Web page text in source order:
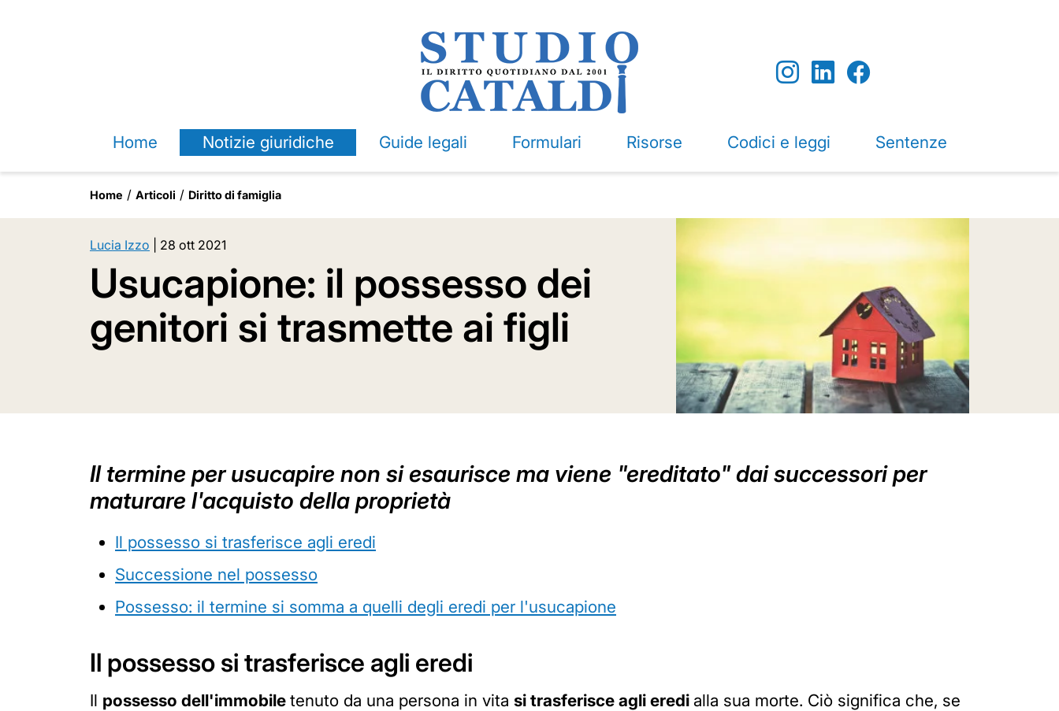
Home Notizie giuridiche Guide legali Formulari Risorse Codici e leggi Sentenze
Home Articoli Diritto di famiglia
Lucia Izzo 28 ott 2021
Usucapione: il possesso dei
genitori si trasmette ai figli
Il termine per usucapire non si esaurisce ma viene "ereditato" dai successori per
maturare l'acquisto della proprietà
Il possesso si trasferisce agli eredi
Successione nel possesso
Possesso: il termine si somma a quelli degli eredi per l'usucapione
Il possesso si trasferisce agli eredi
Il possesso dell'immobile tenuto da una persona in vita si trasferisce agli eredi alla sua morte. Ciò significa che, se